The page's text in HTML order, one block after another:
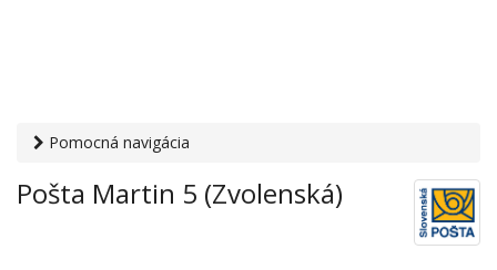
Pomocná navigácia
služby› Pošty › Pošta Martin 5 (Zvolenská)
Pošta Martin 5 (Zvolenská)